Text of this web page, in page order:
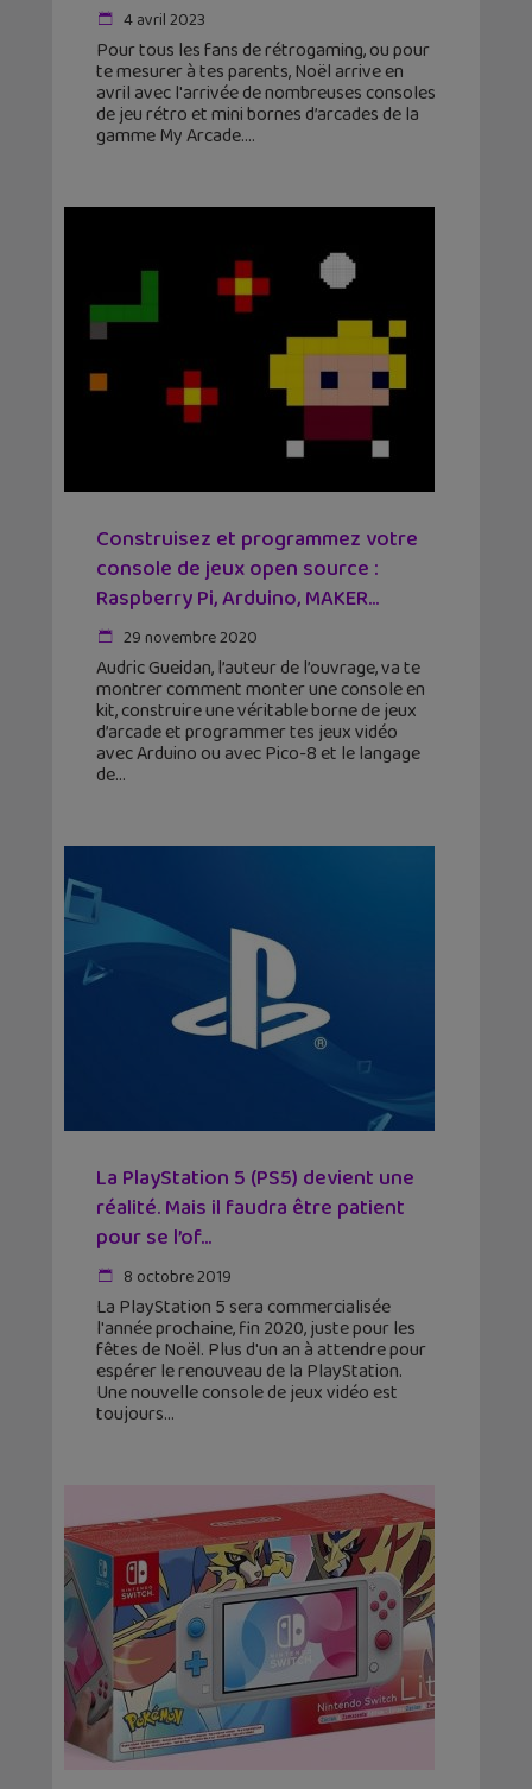
4 avril 2023
Pour tous les fans de rétrogaming, ou pour
te mesurer à tes parents, Noël arrive en
avril avec l'arrivée de nombreuses consoles
de jeu rétro et mini bornes d’arcades de la
gamme My Arcade.
Construisez et programmez votre
console de jeux open source :
Raspberry Pi, Arduino, MAKER...
29 novembre 2020
Audric Gueidan, l’auteur de l’ouvrage, va te
montrer comment monter une console en
kit, construire une véritable borne de jeux
d’arcade et programmer tes jeux vidéo
avec Arduino ou avec Pico-8 et le langage
de
La PlayStation 5 (PS5) devient une
réalité. Mais il faudra être patient
pour se l’of...
8 octobre 2019
La PlayStation 5 sera commercialisée
l'année prochaine, fin 2020, juste pour les
fêtes de Noël. Plus d'un an à attendre pour
espérer le renouveau de la PlayStation.
Une nouvelle console de jeux vidéo est
toujours